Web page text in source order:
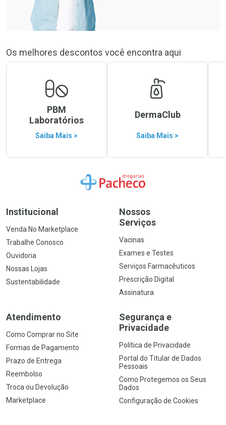
Os melhores descontos você encontra aqui
PBM
Laboratórios
Saiba Mais >
DermaClub
Saiba Mais >
Ir para a Home
Institucional
Venda No Marketplace
Trabalhe Conosco
Ouvidoria
Nossas Lojas
Sustentabilidade
Nossos
Serviços
Vacinas
Exames e Testes
Serviços Farmacêuticos
Prescrição Digital
Assinatura
Atendimento
Como Comprar no Site
Formas de Pagamento
Prazo de Entrega
Reembolso
Troca ou Devolução
Marketplace
Segurança e
Privacidade
Política de Privacidade
Portal do Titular de Dados
Pessoais
Como Protegemos os Seus
Dados
Configuração de Cookies